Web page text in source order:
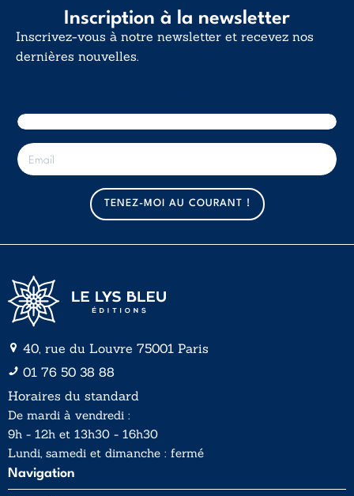
Inscription à la newsletter
Inscrivez-vous à notre newsletter et recevez nos
dernières nouvelles.
E
-
m
TENEZ-MOI AU COURANT !
40, rue du Louvre 75001 Paris
01 76 50 38 88
Horaires du standard
De mardi à vendredi :
9h - 12h et 13h30 - 16h30
Lundi, samedi et dimanche : fermé
Navigation